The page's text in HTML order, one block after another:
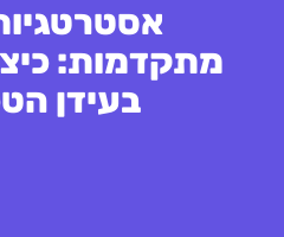
מתקדמות:
בעידן